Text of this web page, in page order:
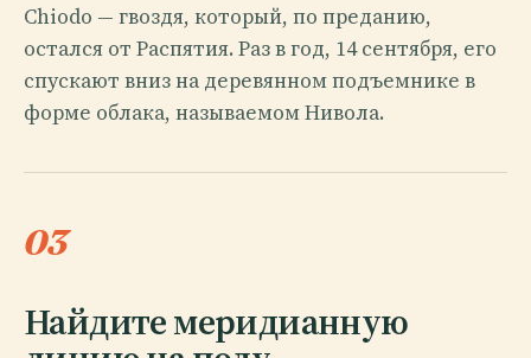
Chiodo — гвоздя, который, по преданию,
остался от Распятия. Раз в год, 14 сентября, его
спускают вниз на деревянном подъемнике в
форме облака, называемом Нивола.
03
Найдите меридианную